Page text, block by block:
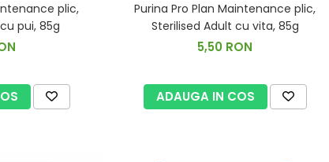
plic,
pui, 85g
Purina Pro Plan Maintenance plic,
Sterilised Adult cu vita, 85g
5,50 RON
ADAUGA IN COS